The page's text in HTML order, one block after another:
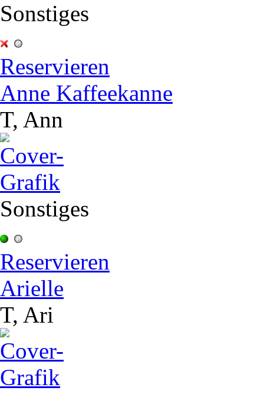
Sonstiges
Reservieren
Anne Kaffeekanne
T, Ann
Sonstiges
Reservieren
Arielle
T, Ari